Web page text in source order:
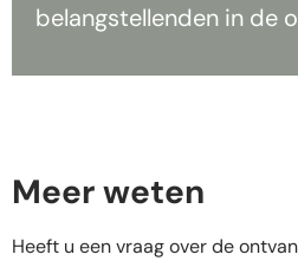
belangstellenden in de
Meer weten
Heeft u een vraag over de